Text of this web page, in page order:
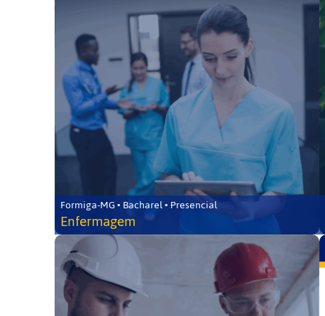
Formiga-MG • Bacharel • Presencial
Enfermagem